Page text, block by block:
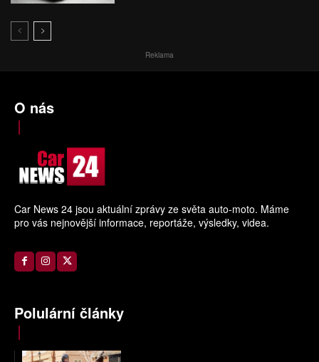
Reklama
O nás
Car News 24 jsou aktuální zprávy ze světa auto-moto. Máme
pro vás nejnovější informace, reportáže, výsledky, videa.
Polulární články